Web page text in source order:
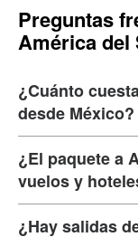
Preguntas
América del
¿Cuánto
desde México?
¿El paquete a
vuelos y
¿Hay salidas